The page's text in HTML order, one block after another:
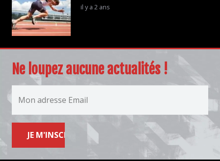
il y a 2 ans
Ne loupez aucune actualités !